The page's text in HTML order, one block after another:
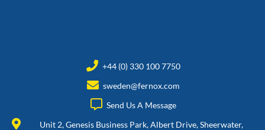
+44 (0) 330 100 7750
sweden@fernox.com
Send Us A Message
Unit 2, Genesis Business Park, Albert Drive, Sheerwater,